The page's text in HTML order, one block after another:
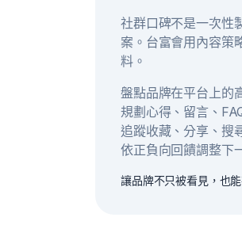
社群口碑不是一次性
案。台富會用內容策
料。
盤點品牌在平台上的
規劃心得、留言、
追蹤收藏、分享、搜
依正負向回饋調整下
讓品牌不只被看見，也